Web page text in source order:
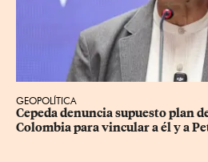
GEOPOLÍTICA
Cepeda denuncia supuesto plan
Colombia para vincular a él y a